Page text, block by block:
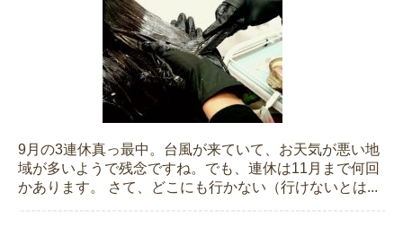
9月の3連休真っ最中。台風が来ていて、お天気が悪い地
域が多いようで残念ですね。でも、連休は11月まで何回
かあります。 さて、どこにも行かない（行けないとは...